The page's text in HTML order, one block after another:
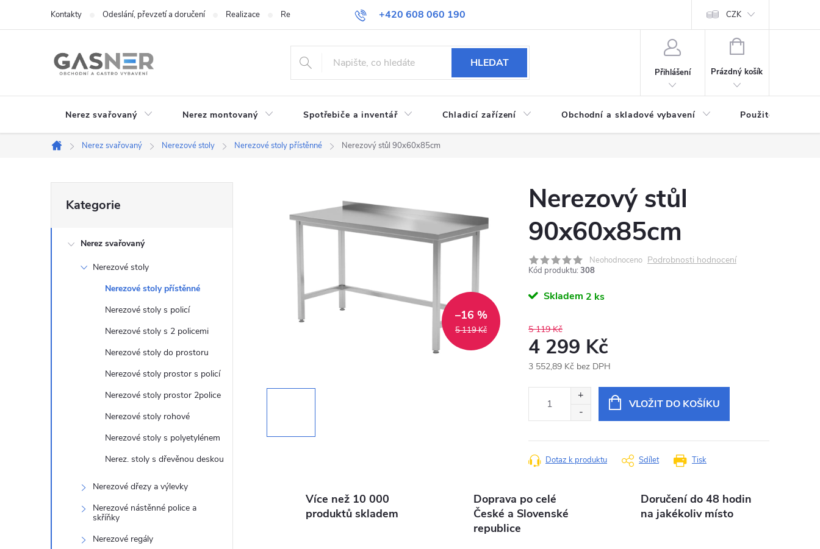
+420 608 060 190
Kontakty Odeslání, převzetí a doručení Realizace Reklamace a vrácení zboží Obchodní podmínky CZK
HLEDAT
Přihlášení
NÁKUPNÍ
Prázdný košík
Nerez svařovaný Nerez montovaný Spotřebiče a inventář Chladicí zařízení Obchodní a skladové vybavení Použité
Domů
Nerez svařovaný Nerezové stoly Nerezové stoly přístěnné Nerezový stůl 90x60x85cm
o
kategorie
Kategorie
Nerez svařovaný
Nerezové stoly
Nerezové stoly přístěnné
Nerezové stoly s policí
Nerezové stoly s 2 policemi
Nerezové stoly do prostoru
Nerezové stoly prostor s policí
Nerezové stoly prostor 2police
Nerezové stoly rohové
Nerezové stoly s polyetylénem
Nerez. stoly s dřevěnou deskou
Nerezové dřezy a výlevky
Nerezové nástěnné police a
skříňky
Nerezové regály
5 119 Kč
–16 %
Nerezový stůl
90x60x85cm
Neohodnoceno Podrobnosti hodnocení
Kód produktu: 308
Skladem 2 ks
5 119 Kč
4 299 Kč
3 552,89 Kč bez DPH
VLOŽIT DO KOŠÍKU
Tisk
Dotaz k produktu Sdílet
Více než 10 000
produktů skladem
Doprava po celé
České a Slovenské
republice
Doručení do 48 hodin
na jakékoliv místo